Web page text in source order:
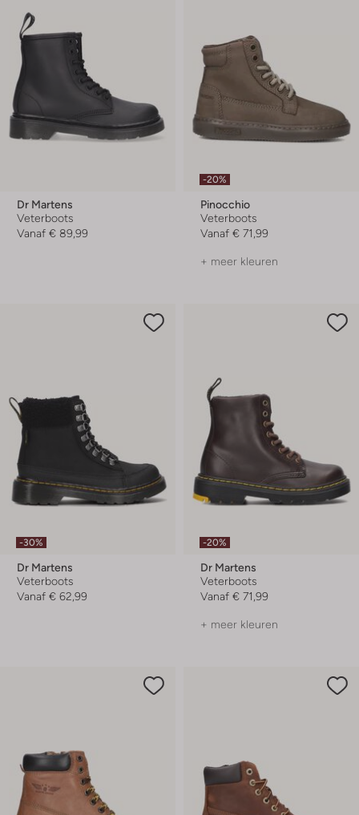
Dr Martens
Veterboots
Vanaf € 89,99
-20%
Pinocchio
Veterboots
Vanaf € 71,99
+ meer kleuren
-30%
Dr Martens
Veterboots
Vanaf € 62,99
-20%
Dr Martens
Veterboots
Vanaf € 71,99
+ meer kleuren